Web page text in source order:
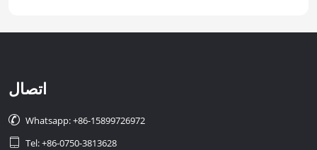
اتصال
 Whatsapp: +86-15899726972
 Tel: +86-0750-3813628